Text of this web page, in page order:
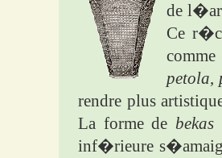
de
Ce
petola,
rendre plus
La forme de
inf�rieure